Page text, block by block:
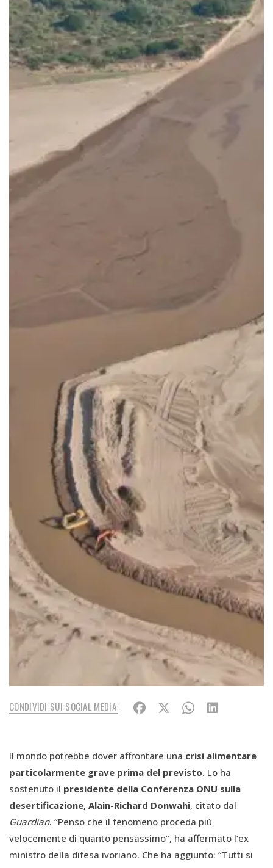
CONDIVIDI SUI SOCIAL MEDIA:
Il mondo potrebbe dover affrontare una crisi alimentare
particolarmente grave prima del previsto. Lo ha
sostenuto il presidente della Conferenza ONU sulla
desertificazione, Alain-Richard Donwahi, citato dal
Guardian. “Penso che il fenomeno proceda più
velocemente di quanto pensassimo”, ha affermato l’ex
ministro della difesa ivoriano. Che ha aggiunto: “Tutti si